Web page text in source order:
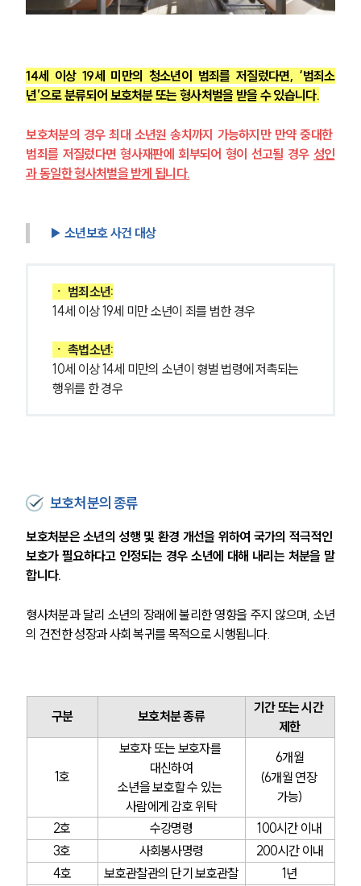
14세 이상 19세 미만의 청소년이 범죄를 저질렀다면, ‘범죄소
년’으로 분류되어 보호처분 또는 형사처벌을 받을 수 있습니다.
보호처분의 경우 최대 소년원 송치까지 가능하지만 만약 중대한
범죄를 저질렀다면 형사재판에 회부되어 형이 선고될 경우 성인
과 동일한 형사처벌을 받게 됩니다.
▶ 소년보호 사건 대상
ㆍ 범죄소년:
14세 이상 19세 미만 소년이 죄를 범한 경우
ㆍ 촉법소년:
10세 이상 14세 미만의 소년이 형벌 법령에 저촉되는
행위를 한 경우
보호처분의 종류
보호처분은 소년의 성행 및 환경 개선을 위하여 국가의 적극적인
보호가 필요하다고 인정되는 경우 소년에 대해 내리는 처분을 말
합니다.
형사처분과 달리 소년의 장래에 불리한 영향을 주지 않으며, 소년
의 건전한 성장과 사회 복귀를 목적으로 시행됩니다.
구분 보호처분 종류
기간 또는 시간
제한
1호
보호자 또는 보호자를
대신하여
소년을 보호할 수 있는
사람에게 감호 위탁
6개월
(6개월 연장
가능)
2호
수강명령
100시간 이내
3호
사회봉사명령
200시간 이내
4호
보호관찰관의 단기 보호관찰
1년